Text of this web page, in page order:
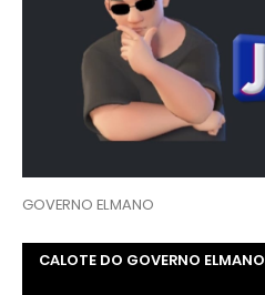
GOVERNO ELMANO
CALOTE DO GOVERNO ELMANO